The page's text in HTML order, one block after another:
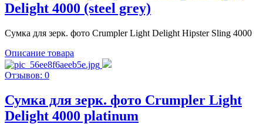
Delight 4000 (steel grey)
Сумка для зерк. фото Crumpler Light Delight Hipster Sling 4000
Описание товара
Отзывов: 0
Сумка для зерк. фото Crumpler Light
Delight 4000 platinum